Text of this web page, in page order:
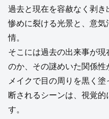
過去と現在を容赦なく剥
惨めに裂ける光景と、意
情。
そこには過去の出来事が
のか、その謎めいた関係性
メイクで目の周りを黒く
断されるシーンは、視覚
す。